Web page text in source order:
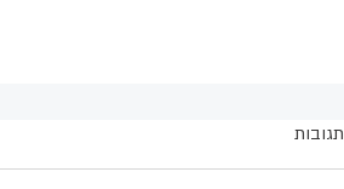
תגובות